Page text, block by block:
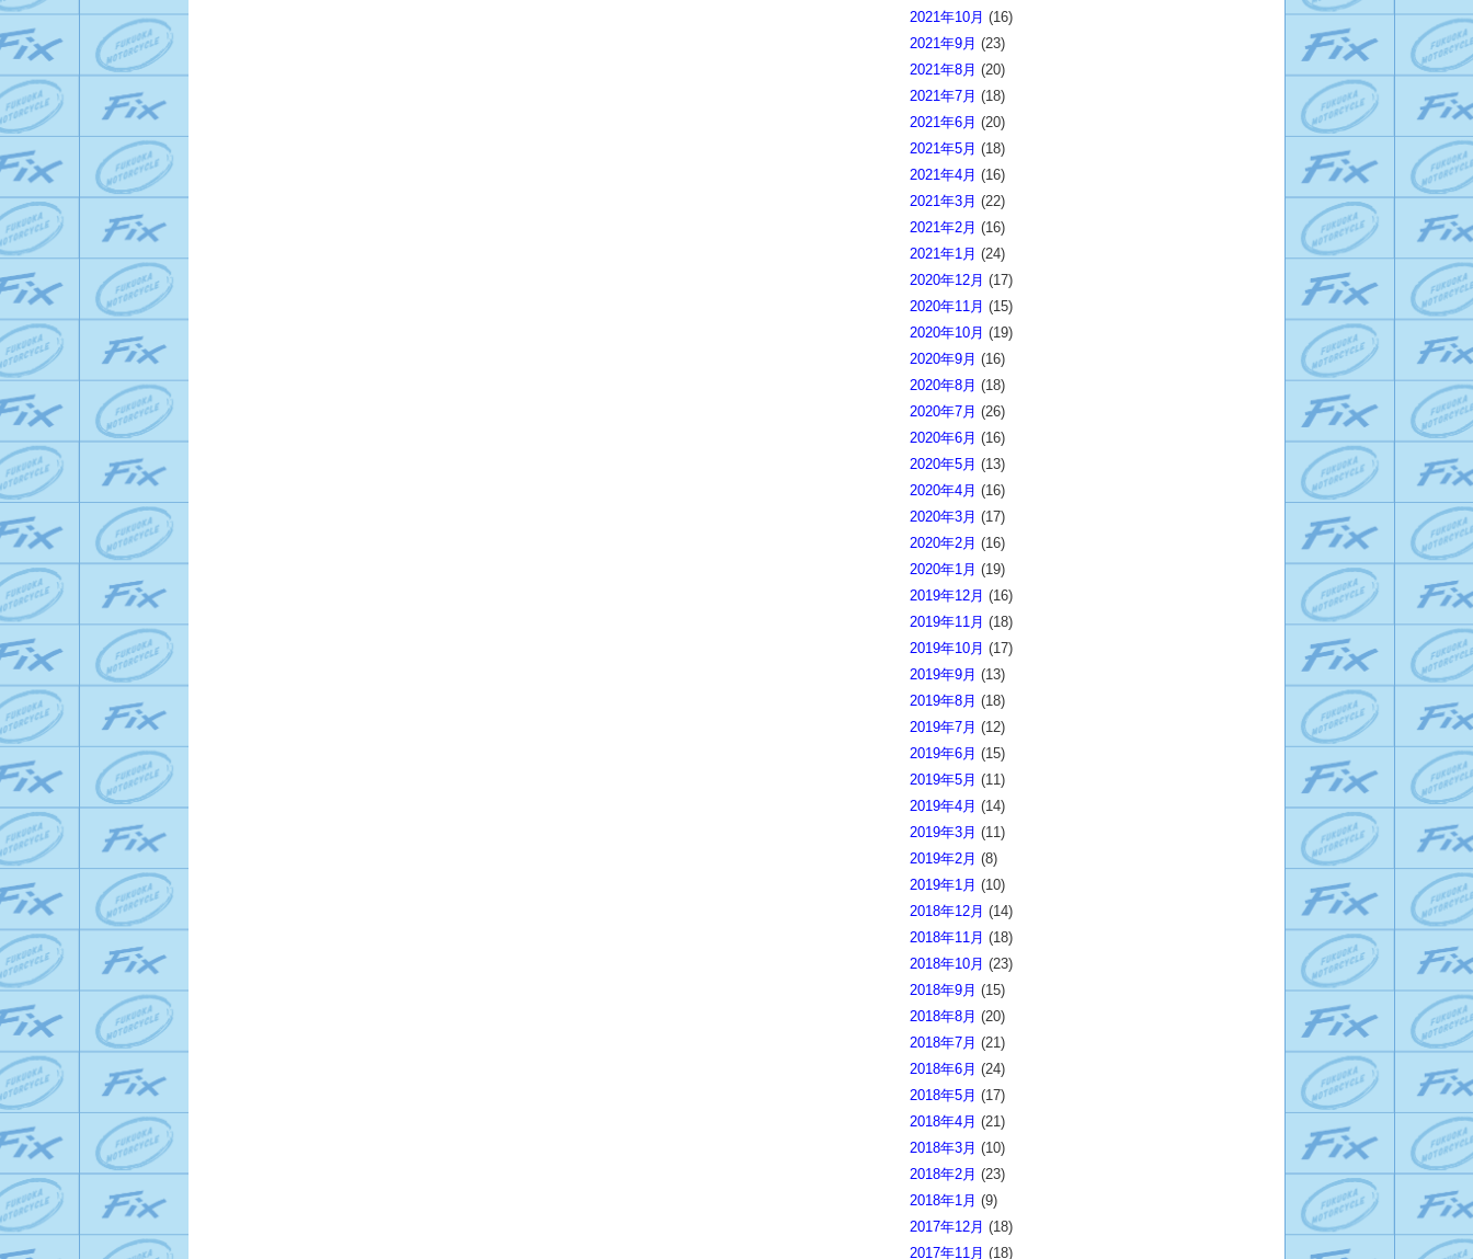
2021年10月 (16)
2021年9月 (23)
2021年8月 (20)
2021年7月 (18)
2021年6月 (20)
2021年5月 (18)
2021年4月 (16)
2021年3月 (22)
2021年2月 (16)
2021年1月 (24)
2020年12月 (17)
2020年11月 (15)
2020年10月 (19)
2020年9月 (16)
2020年8月 (18)
2020年7月 (26)
2020年6月 (16)
2020年5月 (13)
2020年4月 (16)
2020年3月 (17)
2020年2月 (16)
2020年1月 (19)
2019年12月 (16)
2019年11月 (18)
2019年10月 (17)
2019年9月 (13)
2019年8月 (18)
2019年7月 (12)
2019年6月 (15)
2019年5月 (11)
2019年4月 (14)
2019年3月 (11)
2019年2月 (8)
2019年1月 (10)
2018年12月 (14)
2018年11月 (18)
2018年10月 (23)
2018年9月 (15)
2018年8月 (20)
2018年7月 (21)
2018年6月 (24)
2018年5月 (17)
2018年4月 (21)
2018年3月 (10)
2018年2月 (23)
2018年1月 (9)
2017年12月 (18)
2017年11月 (18)